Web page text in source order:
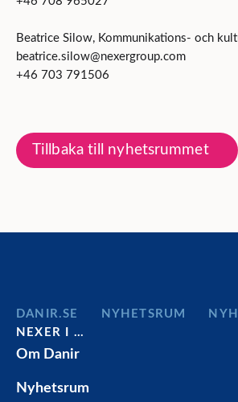
Beatrice Silow, Kommunikations- och
beatrice.silow@nexergroup.com
+46 703 791506
Tillbaka till nyhetsrummet
DANIR NYHETSRUM
NEXER I …
Om Danir
Nyhetsrum